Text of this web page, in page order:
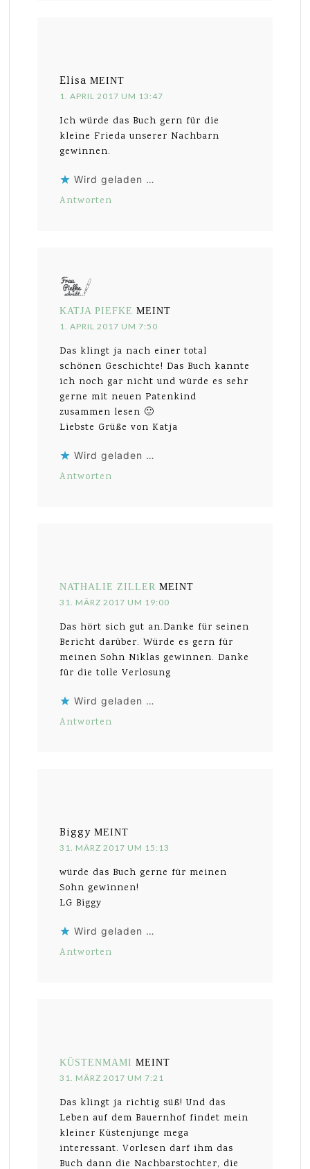
Elisa MEINT
1. APRIL 2017 UM 13:47
Ich würde das Buch gern für die
kleine Frieda unserer Nachbarn
gewinnen.
Wird geladen …
Antworten
KATJA PIEFKE MEINT
1. APRIL 2017 UM 7:50
Das klingt ja nach einer total
schönen Geschichte! Das Buch kannte
ich noch gar nicht und würde es sehr
gerne mit neuen Patenkind
zusammen lesen 🙂
Liebste Grüße von Katja
Wird geladen …
Antworten
NATHALIE ZILLER MEINT
31. MÄRZ 2017 UM 19:00
Das hört sich gut an.Danke für seinen
Bericht darüber. Würde es gern für
meinen Sohn Niklas gewinnen. Danke
für die tolle Verlosung
Wird geladen …
Antworten
Biggy MEINT
31. MÄRZ 2017 UM 15:13
würde das Buch gerne für meinen
Sohn gewinnen!
LG Biggy
Wird geladen …
Antworten
KÜSTENMAMI MEINT
31. MÄRZ 2017 UM 7:21
Das klingt ja richtig süß! Und das
Leben auf dem Bauernhof findet mein
kleiner Küstenjunge mega
interessant. Vorlesen darf ihm das
Buch dann die Nachbarstochter, die